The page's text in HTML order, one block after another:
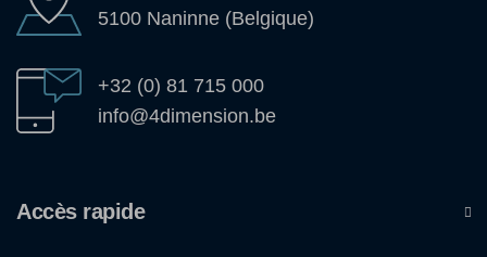
5100 Naninne (Belgique)
+32 (0) 81 715 000
info@4dimension.be
Accès rapide